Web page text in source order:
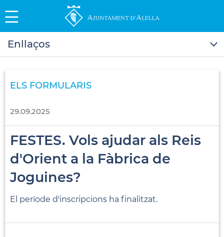
Enllaços
ELS FORMULARIS
29.09.2025
FESTES. Vols ajudar als Reis
d'Orient a la Fàbrica de
Joguines?
El període d'inscripcions ha finalitzat.